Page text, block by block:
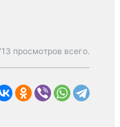
просмотров всего.